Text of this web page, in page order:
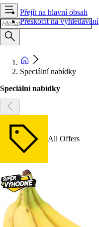
Přejít na hlavní obsah
Přeskočit na vyhledávání
Speciální nabídky
Speciální nabídky
All Offers